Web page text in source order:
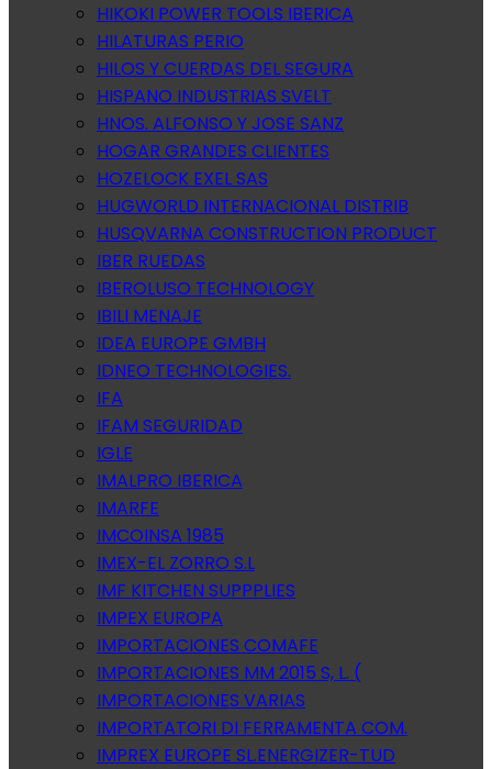
HIKOKI POWER TOOLS IBERICA
HILATURAS PERIO
HILOS Y CUERDAS DEL SEGURA
HISPANO INDUSTRIAS SVELT
HNOS. ALFONSO Y JOSE SANZ
HOGAR GRANDES CLIENTES
HOZELOCK EXEL SAS
HUGWORLD INTERNACIONAL DISTRIB
HUSQVARNA CONSTRUCTION PRODUCT
IBER RUEDAS
IBEROLUSO TECHNOLOGY
IBILI MENAJE
IDEA EUROPE GMBH
IDNEO TECHNOLOGIES.
IFA
IFAM SEGURIDAD
IGLE
IMALPRO IBERICA
IMARFE
IMCOINSA 1985
IMEX-EL ZORRO S.L
IMF KITCHEN SUPPPLIES
IMPEX EUROPA
IMPORTACIONES COMAFE
IMPORTACIONES MM 2015 S, L. (
IMPORTACIONES VARIAS
IMPORTATORI DI FERRAMENTA COM.
IMPREX EUROPE SL.ENERGIZER-TUD